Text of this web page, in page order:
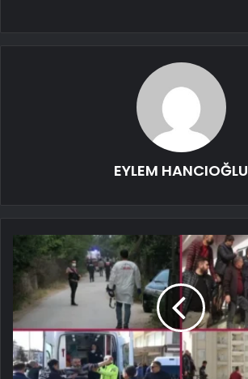
EYLEM HANCIOĞLU